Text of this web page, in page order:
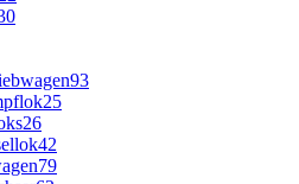
93
25
26
42
79